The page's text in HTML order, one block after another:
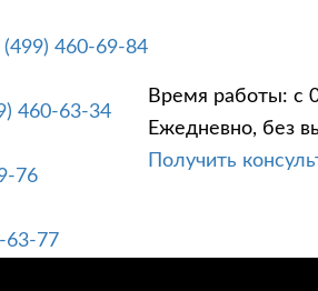
(499) 460-69-84
460-63-34
76
63-77
Время работы: с
Ежедневно, без
Получить